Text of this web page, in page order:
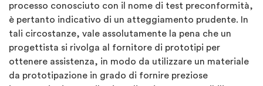
processo conosciuto con il nome di test preconformità,
è pertanto indicativo di un atteggiamento prudente. In
tali circostanze, vale assolutamente la pena che un
progettista si rivolga al fornitore di prototipi per
ottenere assistenza, in modo da utilizzare un materiale
da prototipazione in grado di fornire preziose